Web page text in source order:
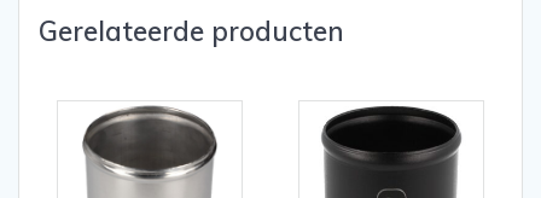
Gerelateerde producten